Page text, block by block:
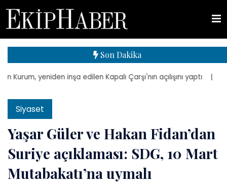
Son Dakika
yeniden inşa edilen Kapalı Çarşı'nın açılışını yaptı | TMSF,
Siyaset
Yaşar Güler ve Hakan Fidan’dan
Suriye açıklaması: SDG, 10 Mart
Mutabakatı’na uymalı